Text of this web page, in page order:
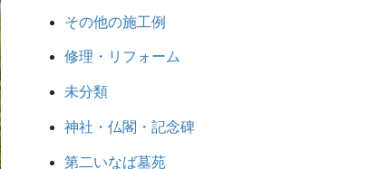
その他の施工例
修理・リフォーム
未分類
神社・仏閣・記念碑
第二いなば墓苑